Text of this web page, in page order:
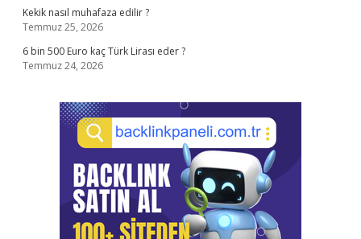
Kekik nasıl muhafaza edilir ?
Temmuz 25, 2026
6 bin 500 Euro kaç Türk Lirası eder ?
Temmuz 24, 2026